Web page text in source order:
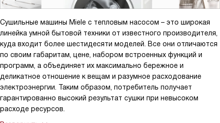
Сушильные машины Miele с тепловым насосом – это широкая
линейка умной бытовой техники от известного производителя,
куда входит более шестидесяти моделей. Все они отличаются
по своим габаритам, цене, набором встроенных функций и
программ, а объединяет их максимально бережное и
деликатное отношение к вещам и разумное расходование
электроэнергии. Таким образом, потребитель получает
гарантированно высокий результат сушки при невысоком
расходе ресурсов.